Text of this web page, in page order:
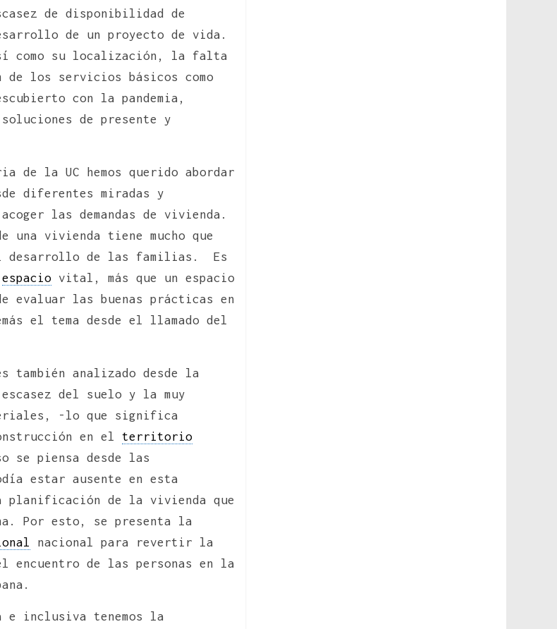
de disponibilidad de
de un proyecto de vida.
como su localización, la falta
de los servicios básicos como
con la pandemia,
de presente y
la UC hemos querido abordar
diferentes miradas y
las demandas de vivienda.
una vivienda tiene mucho que
desarrollo de las familias. Es
espacio vital, más que un espacio
evaluar las buenas prácticas en
el tema desde el llamado del
también analizado desde la
del suelo y la muy
-lo que significa
en el territorio
se piensa desde las
estar ausente en esta
planificación de la vivienda que
Por esto, se presenta la
nacional para revertir la
de las personas en la
e inclusiva tenemos la